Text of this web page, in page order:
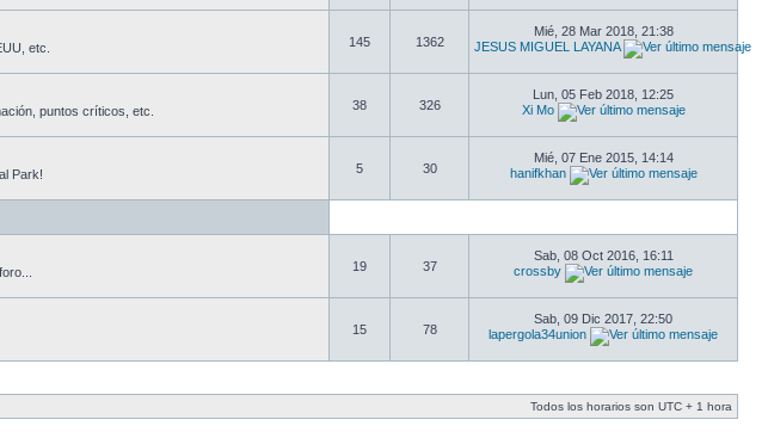
etc. 145 1362
Mié, 28 Mar 2018, 21:38
JESUS MIGUEL LAYANA
puntos críticos, etc. 38 326
Lun, 05 Feb 2018, 12:25
Xi Mo
Park! 5 30
Mié, 07 Ene 2015, 14:14
hanifkhan
19 37
Sab, 08 Oct 2016, 16:11
crossby
15 78
Sab, 09 Dic 2017, 22:50
lapergola34union
Todos los horarios son UTC + 1 hora